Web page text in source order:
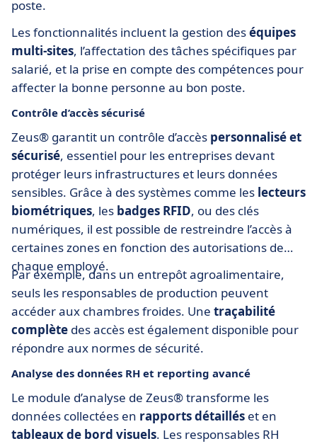
poste.
Les fonctionnalités incluent la gestion deséquipes
multi-sites, l’affectation des tâches spécifiques par
salarié, et la prise en compte des compétences pour
affecter la bonne personne au bon poste.
Contrôle d’accès sécurisé
Zeus® garantit un contrôle d’accès personnalisé et
sécurisé, essentiel pour les entreprises devant
protéger leurs infrastructures et leurs données
sensibles. Grâce à des systèmes comme les lecteurs
biométriques, les badges RFID, ou des clés
numériques, il est possible de restreindre l’accès à
certaines zones en fonction des autorisations de
chaque employé.
Par exemple, dans un entrepôt agroalimentaire,
seuls les responsables de production peuvent
accéder aux chambres froides. Une traçabilité
complète des accès est également disponible pour
répondre aux normes de sécurité.
Analyse des données RH et reporting avancé
Le module d’analyse de Zeus® transforme les
données collectées en rapports détaillés et en
tableaux de bord visuels. Les responsables RH